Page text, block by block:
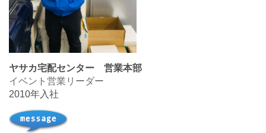
ヤサカ宅配センター 営業本部
イベント営業リーダー
2010年入社